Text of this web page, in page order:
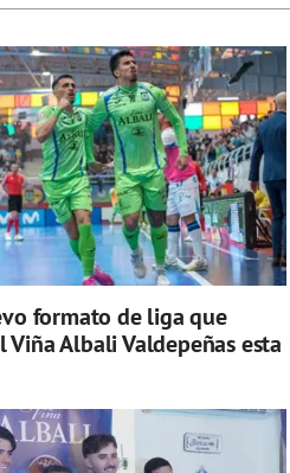
formato de liga que
Viña Albali Valdepeñas esta